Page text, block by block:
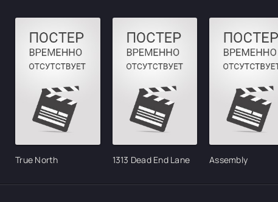
True North 1313 Dead End Lane Assembly